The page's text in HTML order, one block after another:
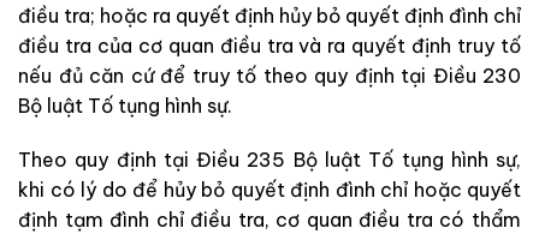
điều tra; hoặc ra quyết định hủy bỏ quyết định đình chỉ
điều tra của cơ quan điều travà ra quyết định truy tố
nếu đủ căn cứ để truy tố theo quy định tại Điều 230
Bộ luật Tố tụng hình sự.
Theo quy định tạiĐiều 235 Bộ luật Tố tụng hình sự,
khi có lý do để hủy bỏ quyết định đình chỉ hoặc quyết
định tạm đình chỉ điều tra, cơ quan điều tra có thẩm